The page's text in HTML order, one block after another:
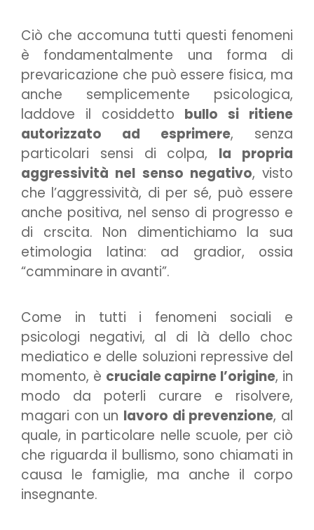
Ciò che accomuna tutti questi fenomeni
è fondamentalmente una forma di
prevaricazione che può essere fisica, ma
anche semplicemente psicologica,
laddove il cosiddetto bullo si ritiene
autorizzato ad esprimere, senza
particolari sensi di colpa, la propria
aggressività nel senso negativo, visto
che l’aggressività, di per sé, può essere
anche positiva, nel senso di progresso e
di crscita. Non dimentichiamo la sua
etimologia latina: ad gradior, ossia
“camminare in avanti”.
Come in tutti i fenomeni sociali e
psicologi negativi, al di là dello choc
mediatico e delle soluzioni repressive del
momento, è cruciale capirne l’origine, in
modo da poterli curare e risolvere,
magari con un lavoro di prevenzione, al
quale, in particolare nelle scuole, per ciò
che riguarda il bullismo, sono chiamati in
causa le famiglie, ma anche il corpo
insegnante.